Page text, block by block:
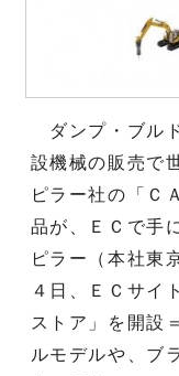
ダンプ・ブル
設機械の販売で
ピラー社の「Ｃ
品が、ＥＣで手
ピラー（本社東
４日、ＥＣサイ
ストア」を開設
ルモデルや、ブ